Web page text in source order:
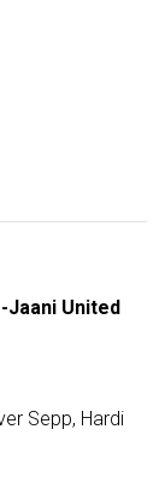
Jaani United
Sepp, Hardi